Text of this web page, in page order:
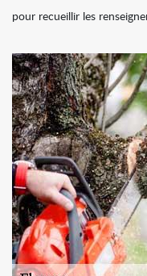
pour recueillir les